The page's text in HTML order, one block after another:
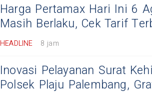
Harga Pertamax Hari Ini 6
Masih Berlaku, Cek Tarif
HEADLINE 8 jam
Inovasi Pelayanan Surat
Polsek Plaju Palembang,